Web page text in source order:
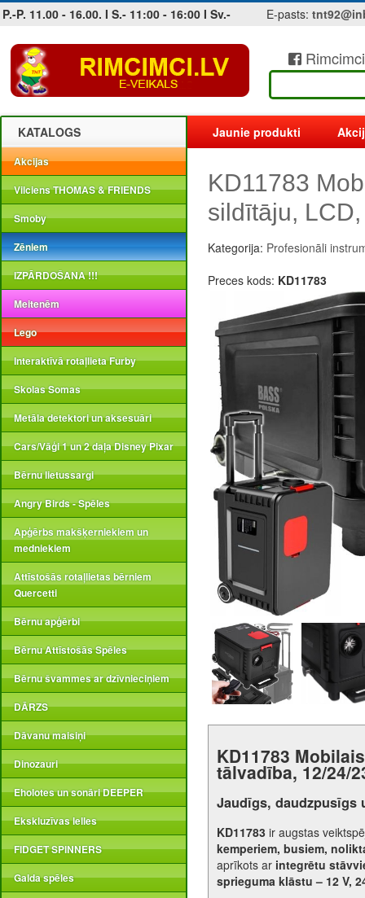
P.-P. 11.00 - 16.00. I S.- 11:00 - 16:00 I Sv.- E-pasts:
Jobs at sea and maritime vacancies
KATALOGS
Akcijas
Vilciens THOMAS & FRIENDS
Smoby
Zēniem
IZPĀRDOŠANA !!!
Meitenēm
Lego
Interaktīvā rotaļlieta Furby
Skolas Somas
Metāla detektori un aksesuāri
Cars/Vāģi 1 un 2 daļa Disney Pixar
Bērnu lietussargi
Angry Birds - Spēles
Apģērbs makšķerniekiem un
medniekiem
Attīstošās rotaļlietas bērniem
Quercetti
Bērnu apģērbi
Bērnu Attīstošās Spēles
Bērnu švammes ar dzīvnieciņiem
DĀRZS
Dāvanu maisiņi
Dinozauri
Eholotes un sonāri DEEPER
Ekskluzīvas lelles
FIDGET SPINNERS
Galda spēles
Jaunie produkti
KD11783
sildītāju,
Kategorija: Profesionāli
Preces kods: KD11783
KD11783
tālvadība, 12/24/
Jaudīgs, daudzpusīgs
KD11783 ir augstas
kemperiem, busiem,
aprīkots ar integrētu
sprieguma klāstu – 12 V,